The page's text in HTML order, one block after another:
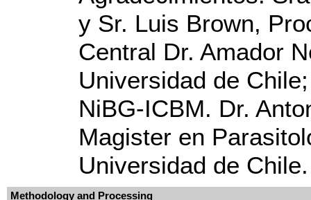
y Sr. Luis Brown,
Central Dr. Amador
Universidad de
NiBG-ICBM. Dr.
Magister en
Universidad de Chile.
Methodology and Processing